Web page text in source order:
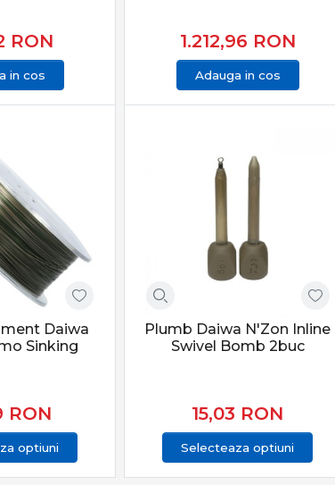
RON
in cos
1.212,96 RON
Adauga in cos
Daiwa
Sinking
RON
optiuni
Plumb Daiwa N'Zon Inline
Swivel Bomb 2buc
15,03 RON
Selecteaza optiuni